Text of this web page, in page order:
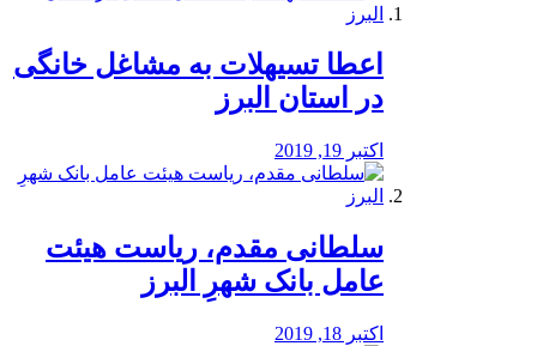
️اعطا تسیهلات به مشاغل خانگی
در استان البرز
اکتبر 19, 2019
سلطانی مقدم، ریاست هیئت
عامل بانک شهرِ البرز
اکتبر 18, 2019